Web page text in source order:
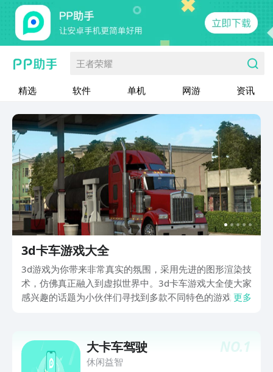
王者荣耀
精选 软件 单机 网游 资讯
3d卡车游戏大全
3d游戏为你带来非常真实的氛围，采用先进的图形渲染技
术，仿佛真正融入到虚拟世界中。3d卡车游戏大全使大家
感兴趣的话题为小伙伴们寻找到多款不同特色的游戏，包
驶卡车的独特魅力。
更多
NO.1
大卡车驾驶
休闲益智